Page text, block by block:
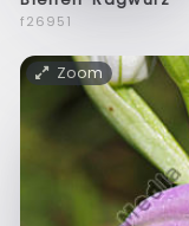
f26951
Zoom